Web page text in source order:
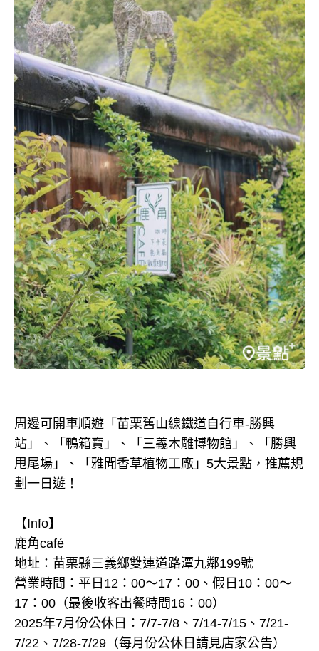
周邊可開車順遊「苗栗舊山線鐵道自行車-勝興
站」、「鴨箱寶」、「三義木雕博物館」、「勝興
甩尾場」、「雅聞香草植物工廠」5大景點，推薦規
劃一日遊！
【Info】
鹿角café
地址：苗栗縣三義鄉雙連道路潭九鄰199號
營業時間：平日12：00～17：00、假日10：00～
17：00（最後收客出餐時間16：00）
2025年7月份公休日：7/7-7/8、7/14-7/15、7/21-
7/22、7/28-7/29（每月份公休日請見店家公告）